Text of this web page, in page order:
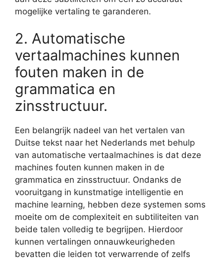
mogelijke vertaling te garanderen.
2. Automatische
vertaalmachines kunnen
fouten maken in de
grammatica en
zinsstructuur.
Een belangrijk nadeel van het vertalen van
Duitse tekst naar het Nederlands met behulp
van automatische vertaalmachines is dat deze
machines fouten kunnen maken in de
grammatica en zinsstructuur. Ondanks de
vooruitgang in kunstmatige intelligentie en
machine learning, hebben deze systemen soms
moeite om de complexiteit en subtiliteiten van
beide talen volledig te begrijpen. Hierdoor
kunnen vertalingen onnauwkeurigheden
bevatten die leiden tot verwarrende of zelfs